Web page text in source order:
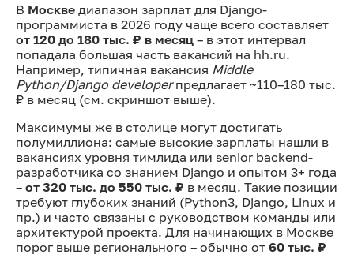
В Москве диапазон зарплат для Django-
программиста в 2026 году чаще всего составляет
от 120 до 180 тыс. ₽ в месяц – в этот интервал
попадала большая часть вакансий на hh.ru.
Например, типичная вакансия Middle
Python/Django developerпредлагает ~110–180 тыс.
₽ в месяц (см. скриншот выше).
Максимумы же в столице могут достигать
полумиллиона: самые высокие зарплаты нашли в
вакансиях уровня тимлида или senior backend-
разработчика со знанием Django и опытом 3+ года
– от 320 тыс. до 550 тыс. ₽ в месяц. Такие позиции
требуют глубоких знаний (Python3, Django, Linux и
пр.) и часто связаны с руководством команды или
архитектурой проекта. Для начинающих в Москве
порог выше регионального – обычно от 60 тыс. ₽